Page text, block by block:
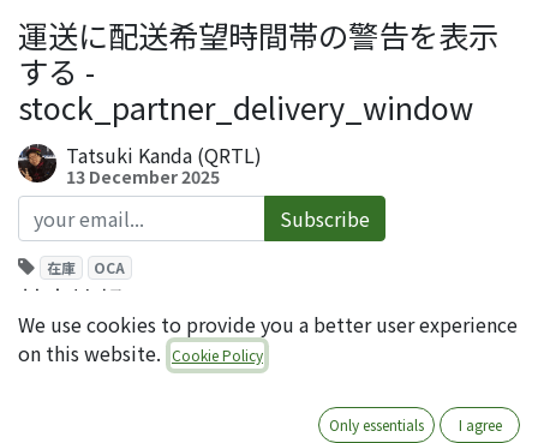
運送に配送希望時間帯の警告を表示
する -
stock_partner_delivery_window
Tatsuki Kanda (QRTL)
13 December 2025
Subscribe
在庫 OCA
基本情報
モジュール名 ：stock_partner_delivery_window
ライセンス ：AGPL-3
We use cookies to provide you a better user experience
on this website. Cookie Policy
Only essentials I agree